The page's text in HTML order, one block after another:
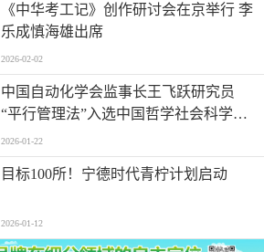
《中华考工记》创作研讨会在京举行 李
乐成慎海雄出席
2026-02-02
中国自动化学会监事长王飞跃研究员
“平行管理法”入选中国哲学社会科学原
创研究方法
2026-01-22
目标100所！宁德时代青柠计划启动
2026-01-12